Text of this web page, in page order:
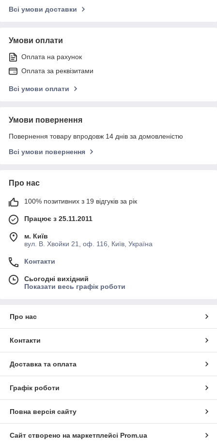
Всі умови доставки
Умови оплати
Оплата на рахунок
Оплата за реквізитами
Всі умови оплати
Умови повернення
Повернення товару впродовж 14 днів за домовленістю
Всі умови повернення
Про нас
100% позитивних з 19 відгуків за рік
Працює з 25.11.2011
м. Київ
вул. В. Хвойки 21, оф. 116, Київ, Україна
Контакти
Сьогодні вихідний
Показати весь графік роботи
Про нас
Контакти
Доставка та оплата
Графік роботи
Повна версія сайту
Сайт створено на маркетплейсі Prom.ua